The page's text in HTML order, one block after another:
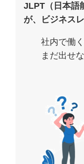
JLPT（日本語
が、ビジネス
社内で働
まだ出せ